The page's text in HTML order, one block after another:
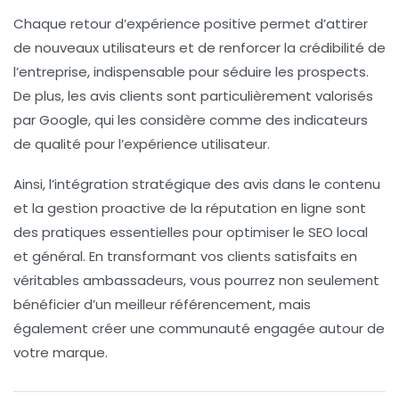
Chaque retour d’expérience positive permet d’attirer
de nouveaux utilisateurs et de renforcer la crédibilité de
l’entreprise, indispensable pour séduire les prospects.
De plus, les avis clients sont particulièrement valorisés
par Google, qui les considère comme des indicateurs
de qualité pour l’expérience utilisateur.
Ainsi, l’intégration stratégique des avis dans le contenu
et la gestion proactive de la réputation en ligne sont
des pratiques essentielles pour optimiser le SEO local
et général. En transformant vos clients satisfaits en
véritables ambassadeurs, vous pourrez non seulement
bénéficier d’un meilleur référencement, mais
également créer une communauté engagée autour de
votre marque.